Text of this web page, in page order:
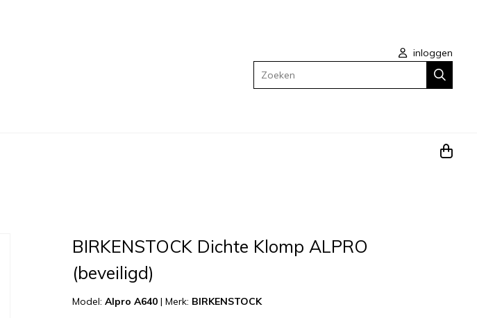
inloggen
BIRKENSTOCK Dichte Klomp ALPRO
(beveiligd)
Model:Alpro A640 |Merk: BIRKENSTOCK